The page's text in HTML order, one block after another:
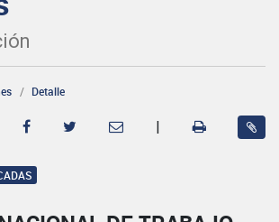
Detalle
|